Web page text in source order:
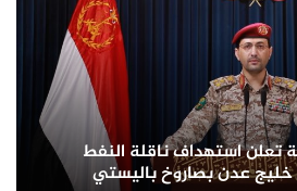
تعلن استهداف ناقلة النفط